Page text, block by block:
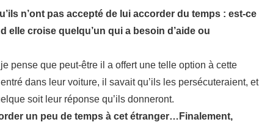
n’ont pas accepté de lui accorder du temps : est-ce
croise quelqu’un qui a besoin d’aide ou
pense que peut-être il a offert une telle option à cette
dans leur voiture, il savait qu’ils les persécuteraient, et
soit leur réponse qu’ils donneront.
un peu de temps à cet étranger…Finalement,